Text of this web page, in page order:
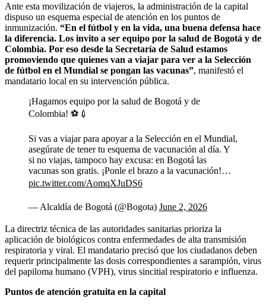
Ante esta movilización de viajeros, la administración de la capital
dispuso un esquema especial de atención en los puntos de
inmunización. “En el fútbol y en la vida, una buena defensa hace
la diferencia. Los invito a ser equipo por la salud de Bogotá y de
Colombia. Por eso desde la Secretaría de Salud estamos
promoviendo que quienes van a viajar para ver a la Selección
de fútbol en el Mundial se pongan las vacunas”, manifestó el
mandatario local en su intervención pública.
¡Hagamos equipo por la salud de Bogotá y de
Colombia! ⚽💉
Si vas a viajar para apoyar a la Selección en el Mundial,
asegúrate de tener tu esquema de vacunación al día. Y
si no viajas, tampoco hay excusa: en Bogotá las
vacunas son gratis. ¡Ponle el brazo a la vacunación!…
pic.twitter.com/AomqXJuDS6
— Alcaldía de Bogotá (@Bogota) June 2, 2026
La directriz técnica de las autoridades sanitarias prioriza la
aplicación de biológicos contra enfermedades de alta transmisión
respiratoria y viral. El mandatario precisó que los ciudadanos deben
requerir principalmente las dosis correspondientes a sarampión, virus
del papiloma humano (VPH), virus sincitial respiratorio e influenza.
Puntos de atención gratuita en la capital